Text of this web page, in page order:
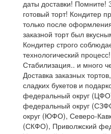
даты доставки! Помните!
готовый торт! Кондитер
только после
заказной торт был
Кондитер строго
технологический
Стабилизация.. и много
Доставка заказных
сладких букетов и
федеральный округ
федеральный округ
округ (ЮФО), Северо-
(СКФО), Приволжский